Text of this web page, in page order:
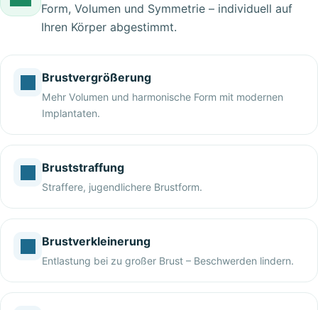
Form, Volumen und Symmetrie – individuell auf
Ihren Körper abgestimmt.
Brustvergrößerung
Mehr Volumen und harmonische Form mit modernen
Implantaten.
Bruststraffung
Straffere, jugendlichere Brustform.
Brustverkleinerung
Entlastung bei zu großer Brust – Beschwerden lindern.